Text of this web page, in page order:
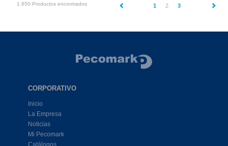
1.650 Productos encontrados 1 2(current)
3
CORPORATIVO
Inicio
La Empresa
Noticias
Mi Pecomark
Catálogos